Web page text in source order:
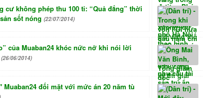
cư không phép thu 100 tỉ: “Quả đắng” thời
sốt nóng (22/07/2014)
của Muaban24 khóc nức nở khi nói lời
(26/06/2014)
Muaban24 đối mặt với mức án 20 năm tù